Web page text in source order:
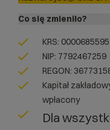
Co się zmieniło?
KRS: 0000685595
NIP: 7792467259
REGON:
Kapitał
wpłacony
Dla